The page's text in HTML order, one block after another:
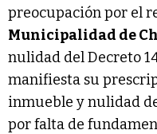
preocupación por el
Municipalidad de
nulidad del Decreto
manifiesta su
inmueble y nulidad
por falta de